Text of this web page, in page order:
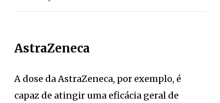
AstraZeneca
A dose da AstraZeneca, por exemplo, é
capaz de atingir uma eficácia geral de